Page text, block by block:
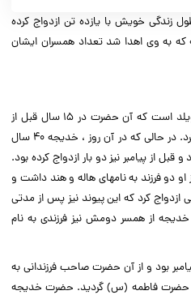
زندگى خویش با یازده تن ازدواج کرده
که به وى اهدا شد تعداد همسران ایشان
نخستین همسر پیامبر، خدیجه بنت‏ خویلد است که آن حضرت در ۱۵ سال قبل از
بعثت در سن ۲۵ سالگى با وى ازدواج کرد. در حالى که در آن روز ، خدیجه ۴۰ سال
بود و قبل از پیامبر نیز دو بار ازدواج کرده بود.
دو فرزند به نام‏هاى هاله و هند داشت و
کرد که این پیوند نیز پس از مدتى
خدیجه از همسر دومش نیز فرزندى به نام
همسر پیامبر بود و از آن‏ حضرت صاحب فرزندانى به
و حضرت فاطمه (س) گردید. حضرت خدیجه